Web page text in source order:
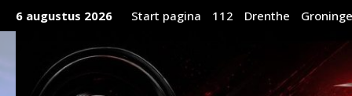
naar
6 augustus 2026 Start pagina 112 Drenthe